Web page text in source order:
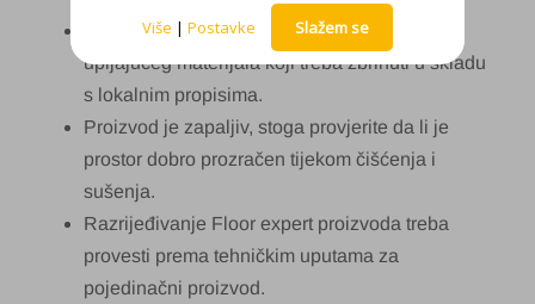
Alat za nanošenje treba očistiti uz pomoć
upijajućeg materijala koji treba zbrinuti u skladu
s lokalnim propisima.
Proizvod je zapaljiv, stoga provjerite da li je
prostor dobro prozračen tijekom čišćenja i
sušenja.
Razrijeđivanje Floor expert proizvoda treba
provesti prema tehničkim uputama za
pojedinačni proizvod.
Više | Postavke Slažem se